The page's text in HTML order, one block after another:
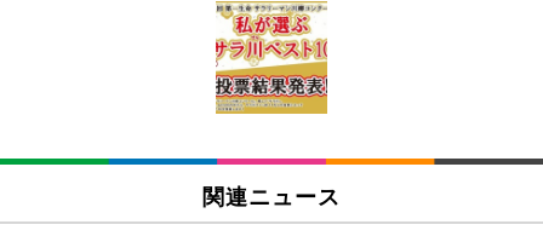
[EdoErgo] オフィスチェア 椅子 テレワーク 疲れな
い 跳ね上げ式アームレスト コンパクト 約105度ロッ
キング pc 事務椅子 360度回転 座面昇降 強化ナイロ
ン樹脂ベース 通気性メッシュ 在宅ワーク H-WY01
(黒網+黒枠+黒足)
SIHOO B100 オフィスチェア／デスクチェア メッシ
ュチェア 人間工学 疲れない ブラック
￥27,999
EIZO ビジネス向けプレミアムモニター | FlexScan
EV3240X-WT | 31.5型4K UHD・USB Type-C・ホワ
￥105,595
EIZO ビジネス向けプレミアムモニター | FlexScan
Amazonベーシック ペットシーツ 薄型 レギュラー 1
回使い捨て 無香料 ホワイト 300枚
Amazonベーシック ペットシーツ 厚型 ワイド 42枚
x2袋(84枚) ホワイト(吸収面:ライトブルー)
￥3,234
関連ニュース